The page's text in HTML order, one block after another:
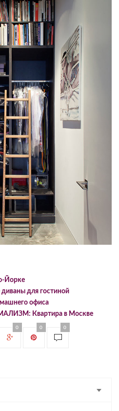
Йорке
для гостиной
офиса
Квартира в Москве
0 0 0